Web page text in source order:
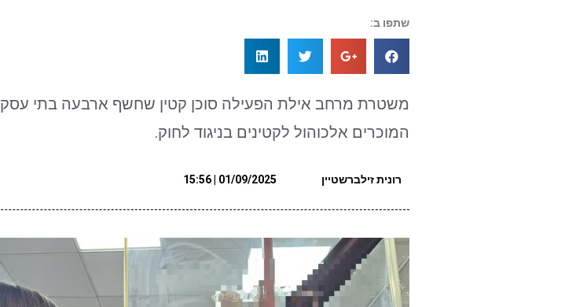
שתפו ב:
משטרת מרחב אילת הפעילה סוכן קטין שחשף ארבעה בתי עסק
המוכרים אלכוהול לקטינים בניגוד לחוק.
רונית זילברשטיין 01/09/2025 | 15:56